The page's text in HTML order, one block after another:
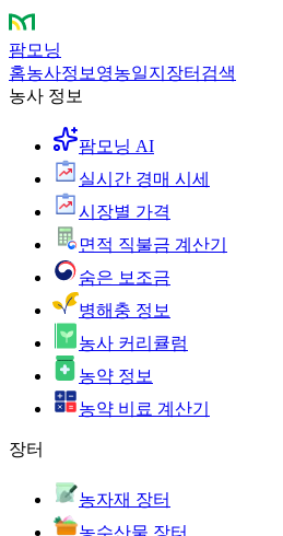
팜모닝
홈농사정보 영농일지 장터 검색
농사 정보
팜모닝 AI
실시간 경매 시세
시장별 가격
면적 직불금 계산기
숨은 보조금
병해충 정보
농사 커리큘럼
농약 정보
농약 비료 계산기
장터
농자재 장터
농수산물 장터